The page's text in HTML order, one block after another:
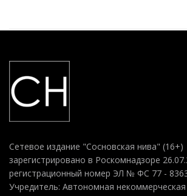
Сетевое издание "Сосновская нива" (16+)
зарегистрировано в Роскомнадзоре
регистрационный номер ЭЛ № ФС 77 -
Учредитель: Автономная некоммерческая